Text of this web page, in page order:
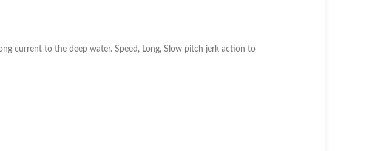
current to the deep water. Speed, Long, Slow pitch jerk action to